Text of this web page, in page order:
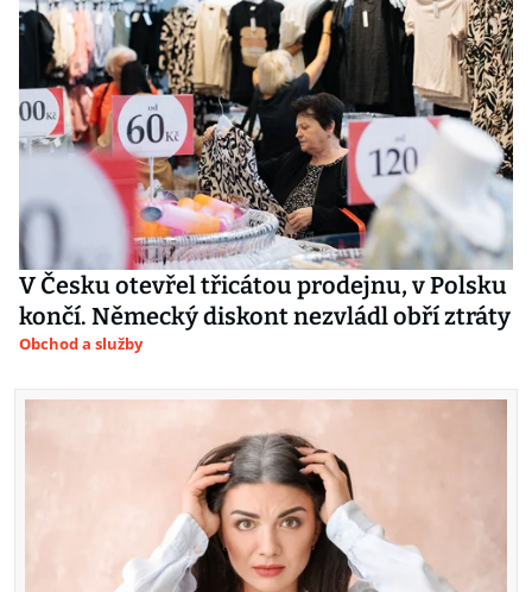
V Česku otevřel třicátou prodejnu, v Polsku
končí. Německý diskont nezvládl obří ztráty
Obchod a služby